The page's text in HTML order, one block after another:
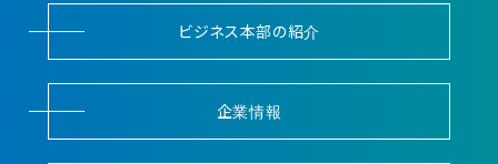
ビジネス本部の紹介
企業情報